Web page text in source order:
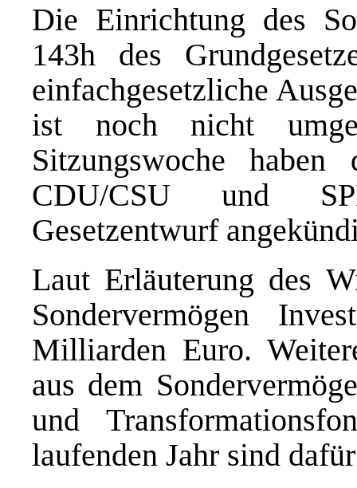
Die Einrichtung des
143h des
einfachgesetzliche
ist noch nicht
Sitzungswoche
CDU/CSU und
Gesetzentwurf
Laut Erläuterung des
Sondervermögen
Milliarden Euro.
aus dem
und
laufenden Jahr sind